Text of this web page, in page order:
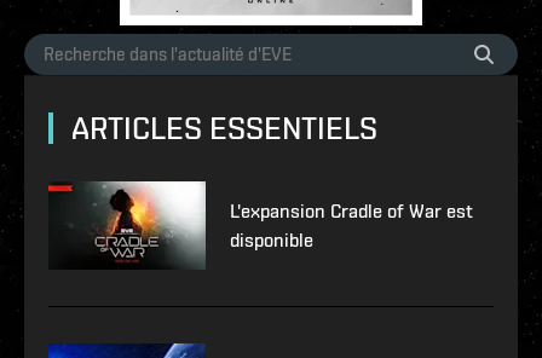
ARTICLES ESSENTIELS
L'expansion Cradle of War est
disponible